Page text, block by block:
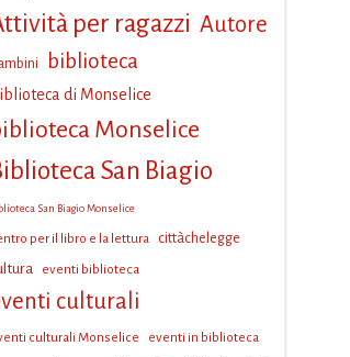
per ragazzi Autore
biblioteca
di Monselice
Monselice
San Biagio
San Biagio Monselice
per il libro e la lettura cittàchelegge
eventi biblioteca
culturali
culturali Monselice eventi in biblioteca